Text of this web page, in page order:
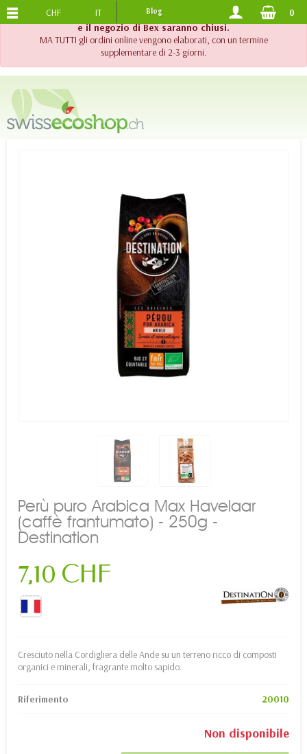
!! Importante !! Fino al 20 agosto 2026, l'assistenza telefonica
e il negozio di Bex saranno chiusi.
MA TUTTI gli ordini online vengono elaborati, con un termine
supplementare di 2-3 giorni.
SPEDIZIONE GRATUITADA 120.-
CHF IT Blog 0
Perù puro Arabica Max Havelaar
(caffè frantumato) - 250g -
Destination
7,10 CHF
Cresciuto nella Cordigliera delle Ande su un terreno ricco di composti
organici e minerali, fragrante molto sapido.
Riferimento 20010
Non disponibile